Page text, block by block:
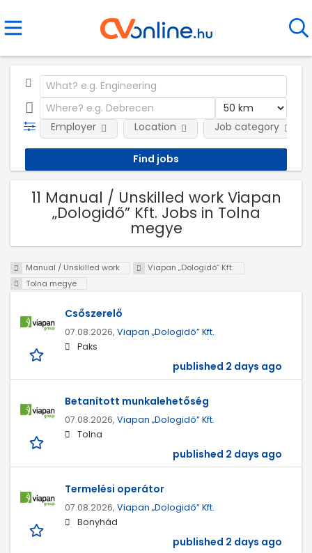
Employer Location Job category
11 Manual / Unskilled work Viapan
„Dologidő” Kft. Jobs in Tolna
megye
Manual / Unskilled work
Viapan „Dologidő” Kft.
Tolna megye
Csőszerelő
07.08.2026, Viapan „Dologidő” Kft.
Paks
published 2 days ago
Betanított munkalehetőség
07.08.2026, Viapan „Dologidő” Kft.
Tolna
published 2 days ago
Termelési operátor
07.08.2026, Viapan „Dologidő” Kft.
Bonyhád
published 2 days ago